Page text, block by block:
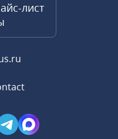
лист